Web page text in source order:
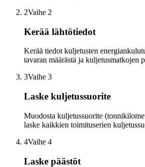
2Vaihe 2
Kerää lähtötiedot
Kerää tiedot kuljetusten
tavaran määrästä ja kuljetusmatkojen
3Vaihe 3
Laske kuljetussuorite
Muodosta kuljetussuorite
laske kaikkien toimituserien
4Vaihe 4
Laske päästöt